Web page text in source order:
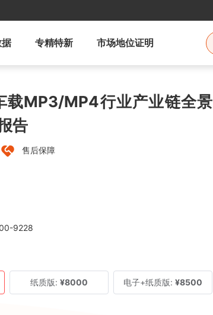
专精特新 市场地位证明
MP3/MP4行业产业链全景
告
售后保障
9228
纸质版: ¥8000 电子+纸质版: ¥8500